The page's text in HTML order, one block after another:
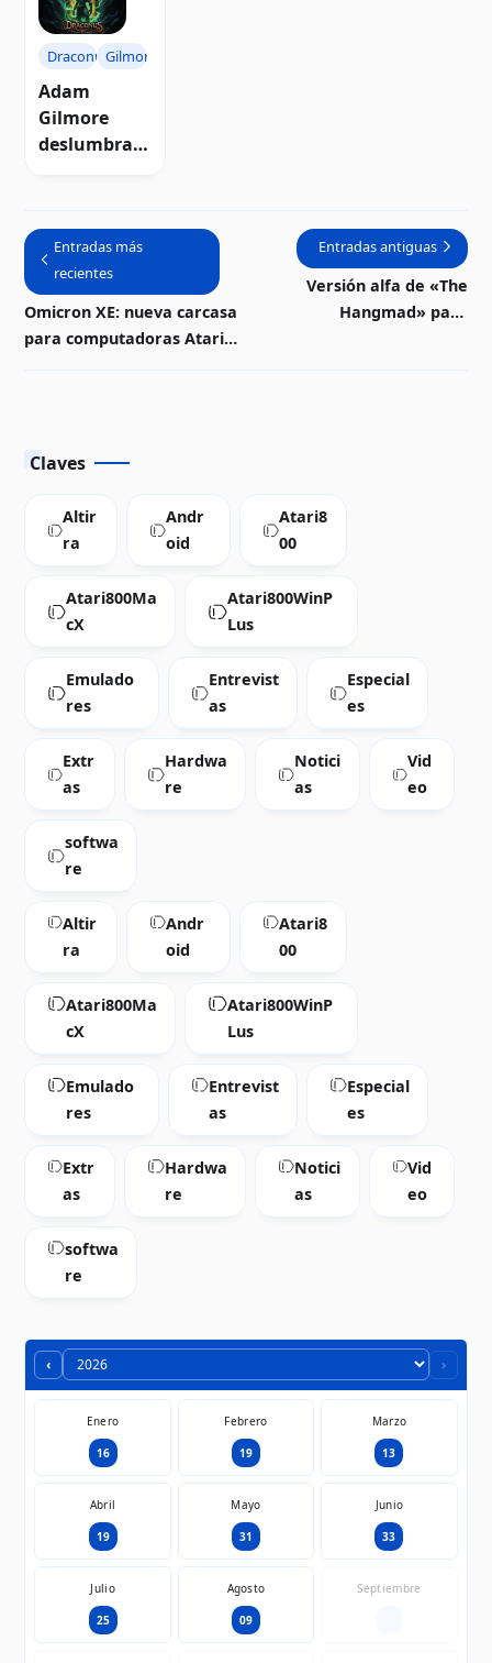
diciembre
del 2024 |
Video
DraconusGilmore
Adam
Gilmore
deslumbra
2024" en el
Silly Venture
2024 WE |
Video
Entradas más
recientes
Omicron XE: nueva carcasa
para computadoras Atari
Entradas antiguas
Versión alfa de «The
Hangmad» para
Claves
Altir
ra
Andr
oid
Atari8
00
Atari800Ma
cX
Atari800WinP
Lus
Emulado
res
Entrevist
as
Especial
es
Extr
as
Hardwa
re
Notici
as
Vid
eo
softwa
re
Altir
ra
Andr
oid
Atari8
00
Atari800Ma
cX
Atari800WinP
Lus
Emulado
res
Entrevist
as
Especial
es
Extr
as
Hardwa
re
Notici
as
Vid
eo
softwa
re
‹ ›
Enero
16
Febrero
19
Marzo
13
Abril
19
Mayo
31
Junio
33
Julio
25
Agosto
09
Septiembre